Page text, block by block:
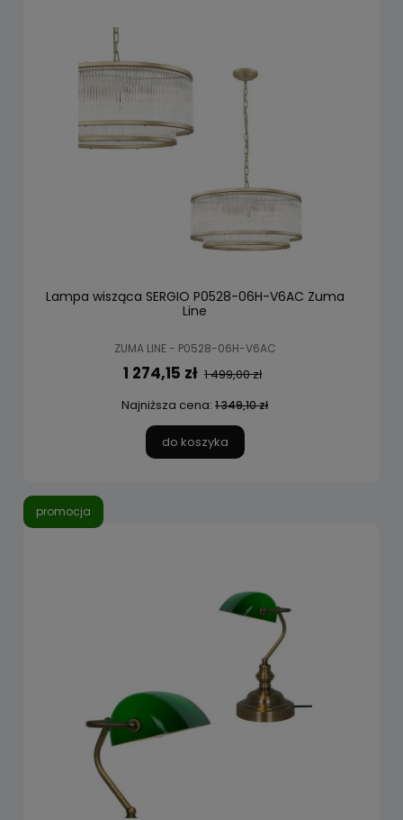
Lampa wisząca SERGIO P0528-06H-V6AC Zuma
Line
ZUMA LINE - P0528-06H-V6AC
1 274,15 zł 1 499,00 zł
Najniższa cena: 1 349,10 zł
do koszyka
promocja